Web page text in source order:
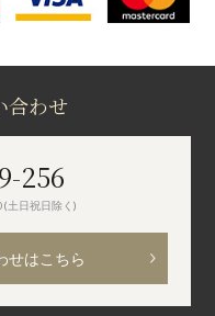
合わせ
256
土日祝日除く)
せはこちら